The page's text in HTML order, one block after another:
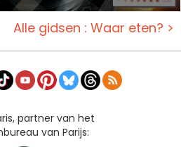
Alle gidsen : Waar eten? >
partner van het
van Parijs: